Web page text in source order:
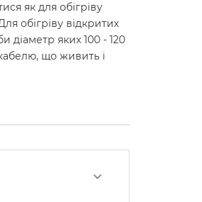
як для обігріву
обігріву відкритих
діаметр яких 100 - 120
що живить і